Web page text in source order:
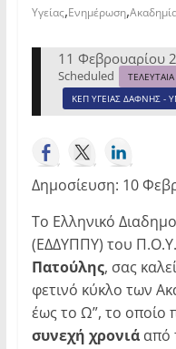
Υγείας,Ενημέρωση,
11 Φεβρουαρίου
Scheduled
ΚΕΠ ΥΓΕΙΑΣ ΔΑΦΝΗΣ -
Δημοσίευση: 10
Το Ελληνικό
(ΕΔΔΥΠΠΥ) του
Πατούλης, σας
φετινό κύκλο των
έως το Ω”, το οποίο
συνεχή χρονιάαπό